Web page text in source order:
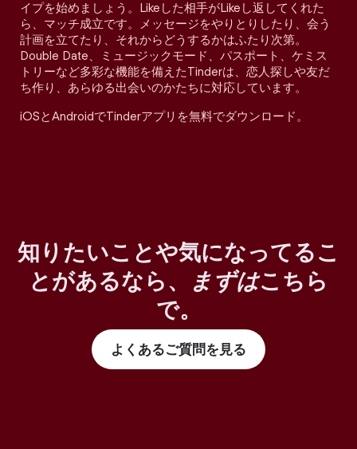
イプを始めましょう。Likeした相手がLikeし返してくれた
ら、マッチ成立です。メッセージをやりとりしたり、会う
計画を立てたり、それからどうするかはふたり次第。
Double Date、ミュージックモード、パスポート、ケミス
トリーなど多彩な機能を備えたTinderは、恋人探しや友だ
ち作り、あらゆる出会いのかたちに対応しています。
iOSとAndroidでTinderアプリを無料でダウンロード。
知りたいことや気になってるこ
とがあるなら、
まずはこちら
で。
よくあるご質問を見る